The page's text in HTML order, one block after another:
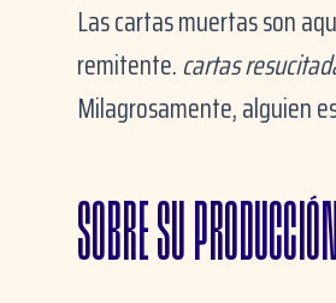
Las cartas muertas son
remitente.cartas
Milagrosamente, alguien
SOBRE SU